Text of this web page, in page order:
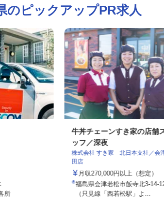
のピックアップPR求人
牛丼チェーンすき家の店
ッフ／深夜
株式会社 すき家 北日本支社／
田店
月収270,000円以上（想定）
福島県会津若松市飯寺北3-